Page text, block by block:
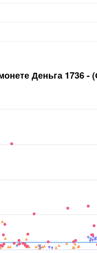
Деньга 1736 -